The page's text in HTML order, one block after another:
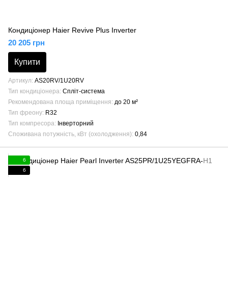
Кондиціонер Haier Revive Plus Inverter
20 205 грн
Купити
Артикул AS20RV/1U20RV
Тип кондиціонера Спліт-система
Рекомендована площа приміщення до 20 м²
Тип фреону R32
Тип компресора
Інверторний
Споживана потужність, кВт (охолодження) 0,84
6
6